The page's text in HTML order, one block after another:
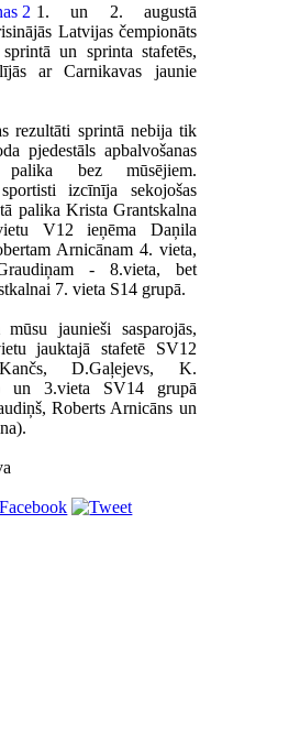
1. un 2. augustā
Latvijas čempionāts
sprintā un sprinta stafetēs,
ar Carnikavas jaunie
rezultāti sprintā nebija tik
pjedestāls apbalvošanas
palika bez mūsējiem.
izcīnīja sekojošas
palika Krista Grantskalna
V12 ieņēma Daņila
Arnicānam 4. vieta,
- 8.vieta, bet
7. vieta S14 grupā.
jaunieši sasparojās,
jauktajā stafetē SV12
D.Gaļejevs, K.
un 3.vieta SV14 grupā
Roberts Arnicāns un